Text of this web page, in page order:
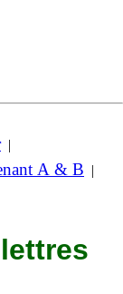
|
A & B |